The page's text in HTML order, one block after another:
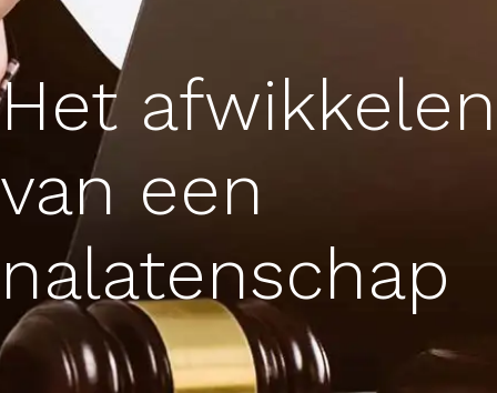
Het afwikkelen
van een
nalatenschap